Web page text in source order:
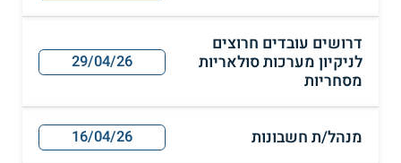
דרושים עובדים חרוצים
לניקיון מערכות סולאריות
מסחריות
29/04/26
מנהל/ת חשבונות 16/04/26